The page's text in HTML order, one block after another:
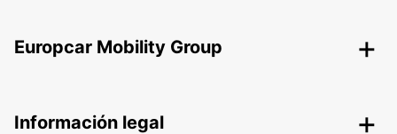
Europcar Mobility Group
Información legal